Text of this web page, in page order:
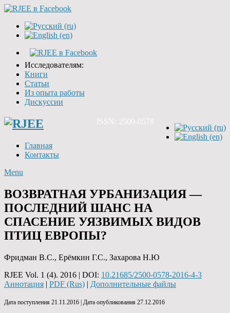
Исследователям:
Книги
Статьи
Из опыта работы
Дискуссии
ISSN: 2500-0578
Главная
Контакты
Menu
ВОЗВРАТНАЯ УРБАНИЗАЦИЯ —
ПОСЛЕДНИЙ ШАНС НА
СПАСЕНИЕ УЯЗВИМЫХ ВИДОВ
ПТИЦ ЕВРОПЫ?
Фридман В.С., Ерёмкин Г.С., Захарова Н.Ю
RJEE Vol. 1 (4). 2016 | DOI: 10.21685/2500-0578-2016-4-3
Аннотация | PDF (Rus) | Дополнительные файлы
Дата поступления 21.11.2016 | Дата опубликования 27.12.2016